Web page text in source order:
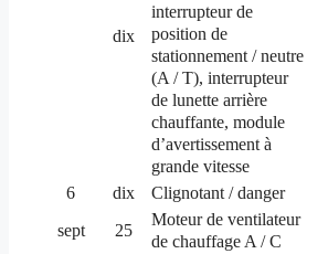
dix
interrupteur de
position de
stationnement / neutre
(A / T), interrupteur
de lunette arrière
chauffante, module
d’avertissement à
grande vitesse
6
dix
Clignotant / danger
sept
25
Moteur de ventilateur
de chauffage A / C